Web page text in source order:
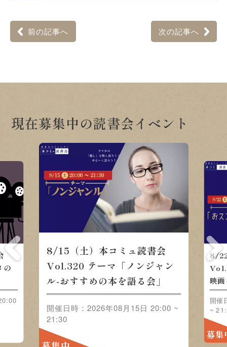
前の記事へ 次の記事へ
現在募集中の読書会イベント
ン
8/22（土）本コミュ読書会
Vol.321 テーマ「おススメの
映画をみんなで語ろう」
開催日時：2026年08月22日 20:00 ~
21:30
募集中
8/
ル-
開催
~
募集